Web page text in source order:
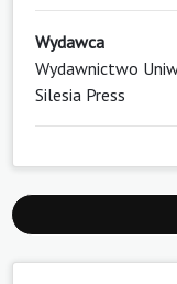
Wydawca
Wydawnictwo
Silesia Press